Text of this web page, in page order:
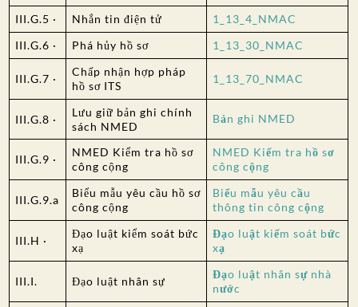
III.G.5 ·
Nhắn tin điện tử
1_13_4_NMAC
III.G.6 ·
Phá hủy hồ sơ 1_13_30_NMAC
III.G.7 ·
Chấp nhận hợp pháp
hồ sơ ITS
1_13_70_NMAC
III.G.8 ·
Lưu giữ bản ghi chính
sách NMED
Bản ghi NMED
III.G.9 ·
NMED Kiểm tra hồ sơ
công cộng
NMED Kiểm tra hồ sơ
công cộng
III.G.9.a
Biểu mẫu yêu cầu hồ sơ
công cộng
Biểu mẫu yêu cầu
thông tin công cộng
III.H ·
Đạo luật kiểm soát bức
xạ
Đạo luật kiểm soát bức
xạ
III.I. Đạo luật nhân sự
Đạo luật nhân sự nhà
nước